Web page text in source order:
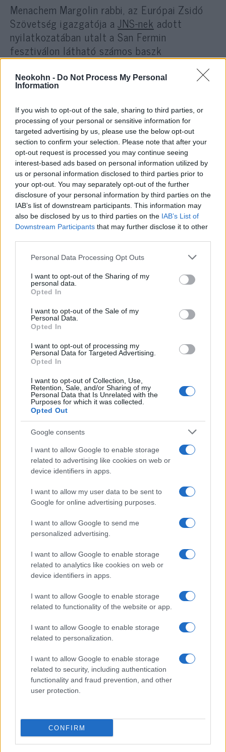
Neokohn - Do Not Process My Personal
Information
If you wish to opt-out of the sale, sharing to third parties, or
processing of your personal or sensitive information for
targeted advertising by us, please use the below opt-out
section to confirm your selection. Please note that after your
opt-out request is processed you may continue seeing
interest-based ads based on personal information utilized by
us or personal information disclosed to third parties prior to
your opt-out. You may separately opt-out of the further
disclosure of your personal information by third parties on the
IAB’s list of downstream participants. This information may
also be disclosed by us to third parties on the IAB’s List of
Downstream Participants that may further disclose it to other
Please note that this website/app uses one or more Google
not limited to your visit or usage behaviour. You may click to
grant or deny consent to Google and its third-party tags to
use your data for below specified purposes in below Google
consent section.
Personal Data Processing Opt Outs
I want to opt-out of the Sharing of my
personal data.
Opted In
I want to opt-out of the Sale of my
Personal Data.
Opted In
I want to opt-out of processing my
Personal Data for Targeted Advertising.
Opted In
I want to opt-out of Collection, Use,
Retention, Sale, and/or Sharing of my
Personal Data that Is Unrelated with the
Purposes for which it was collected.
Opted Out
Google consents
I want to allow Google to enable storage
related to advertising like cookies on web or
device identifiers in apps.
I want to allow my user data to be sent to
Google for online advertising purposes.
I want to allow Google to send me
personalized advertising.
I want to allow Google to enable storage
related to analytics like cookies on web or
device identifiers in apps.
I want to allow Google to enable storage
related to functionality of the website or app.
I want to allow Google to enable storage
related to personalization.
I want to allow Google to enable storage
related to security, including authentication
functionality and fraud prevention, and other
user protection.
CONFIRM
Menachem Margolin rabbi, az Európai Zsidó
Szövetség igazgatója aJNS-nek adott
nyilatkozatában utalt a San Fermin
fesztiválon látható számos baszk
szeparatista szimbólumra.
„3000 éven át a zsidók vágyakoztak a
függetlenségre. Mi elnyertük. Az, hogy a
radikális függetlenségi mozgalmak gyűlölnek
minket azért, mert megvédjük a világ
egyetlen zsidó államát, sokat elárul
politikájukról és antiszemitizmusukról:
[számukra] mindenki lehet országa, kivéve, ha
zsidó” – mondta.
kérnek a “népirtó” izraeli rakétákból
Pamplona kulturális ünnepségét „elrabolta a
gyűlölet” – ez „a legújabb példája annak a
vérvádnak, amely megfertőzte a nyilvános
eseményeket, a rockkoncertektől a
sporteseményekig egész Európában. Ez
zavaró és veszélyes” – tette hozzá.
„Hogy mi köze van Palesztinának
a bikafuttatáshoz, az rejtély.
De biztos lehet benne, hogy ezeknek a
szélsőbaloldali terrorizmus-
szimpatizánsoknak nincs szükségük
kifogásra, hogy terjeszthessék azt, amit a
bikák hagynak maguk után”, amikor Izraelről
van szó – tette hozzá Margolin.
hírügynökség szerint ugyanakkor
„büszkeségét” fejezte ki a rendezvény
„szolidaritás, racionalitás és emberség”
üzenete miatt.
Izrael nagykövetségeX-en
az esemény miatt.
„Elfogadhatatlan, hogy spanyol intézmények